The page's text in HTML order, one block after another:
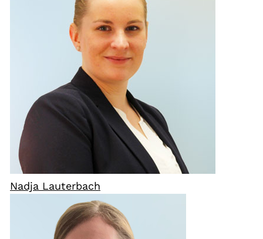
Nadja Lauterbach